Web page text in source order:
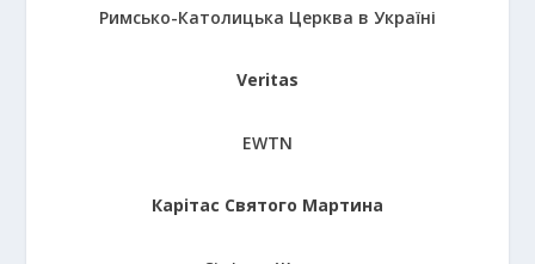
Римсько-Католицька Церква в Україні
Veritas
EWTN
Карітас Святого Мартина